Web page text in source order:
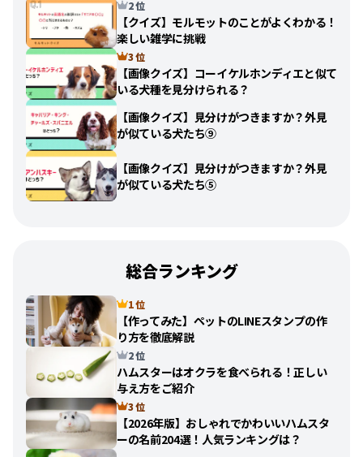
2 位
【クイズ】モルモットのことがよくわかる！
楽しい雑学に挑戦
3 位
【画像クイズ】コーイケルホンディエと似て
いる犬種を見分けられる？
【画像クイズ】見分けがつきますか？外見
が似ている犬たち⑨
【画像クイズ】見分けがつきますか？外見
が似ている犬たち⑤
総合ランキング
1 位
【作ってみた】ペットのLINEスタンプの作
り方を徹底解説
2 位
ハムスターはオクラを食べられる！正しい
与え方をご紹介
3 位
【2026年版】おしゃれでかわいいハムスタ
ーの名前204選！人気ランキングは？